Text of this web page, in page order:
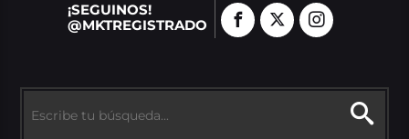
¡SEGUINOS!
@MKTREGISTRADO